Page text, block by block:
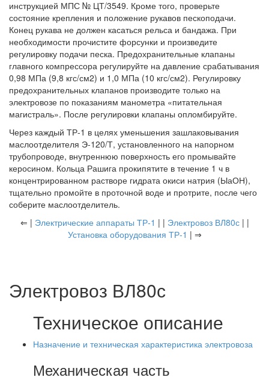
инструкцией МПС № ЦТ/3549. Кроме того, проверьте
состояние крепления и положение рукавов пескоподачи.
Конец рукава не должен касаться рельса и бандажа. При
необходимости прочистите форсунки и произведите
регулировку подачи песка. Предохранительные клапаны
главного компрессора регулируйте на давление срабатывания
0,98 МПа (9,8 кгс/см2) и 1,0 МПа (10 кгс/см2). Регулировку
предохранительных клапанов производите только на
электровозе по показаниям манометра «питательная
магистраль». После регулировки клапаны опломбируйте.
Через каждый ТР-1 в целях уменьшения зашлаковывания
маслоотделителя Э-120/Т, установленного на напорном
трубопроводе, внутреннюю поверхность его промывайте
керосином. Кольца Рашига прокипятите в течение 1 ч в
концентрированном растворе гидрата окиси натрия (ЫаОН),
тщательно промойте в проточной воде и протрите, после чего
соберите маслоотделитель.
⇐ | Электрические аппараты ТР-1 | | Электровоз ВЛ80с| |
Установка оборудования ТР-1 | ⇒
Электровоз ВЛ80с
Техническое описание
Назначение и техническая характеристика электровоза
Механическая часть